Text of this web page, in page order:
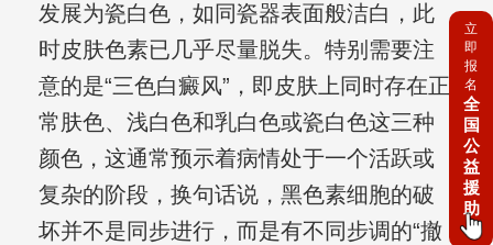
发展为瓷白色，如同瓷器表面般洁白，此
时皮肤色素已几乎尽量脱失。特别需要注
意的是“三色白癜风”，即皮肤上同时存在正
常肤色、浅白色和乳白色或瓷白色这三种
颜色，这通常预示着病情处于一个活跃或
复杂的阶段，换句话说，黑色素细胞的破
坏并不是同步进行，而是有不同步调的“撤
立
即
报
名
全
国
公
益
援
助